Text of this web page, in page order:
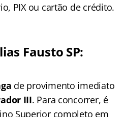
PIX ou cartão de crédito.
Fausto SP:
de provimento imediato
III. Para concorrer, é
Superior completo em